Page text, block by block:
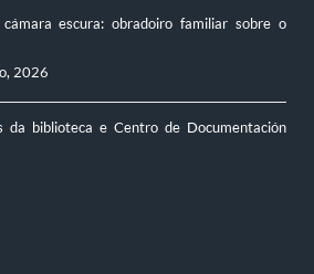
escura: obradoiro familiar sobre o
2026
da biblioteca e Centro de Documentación